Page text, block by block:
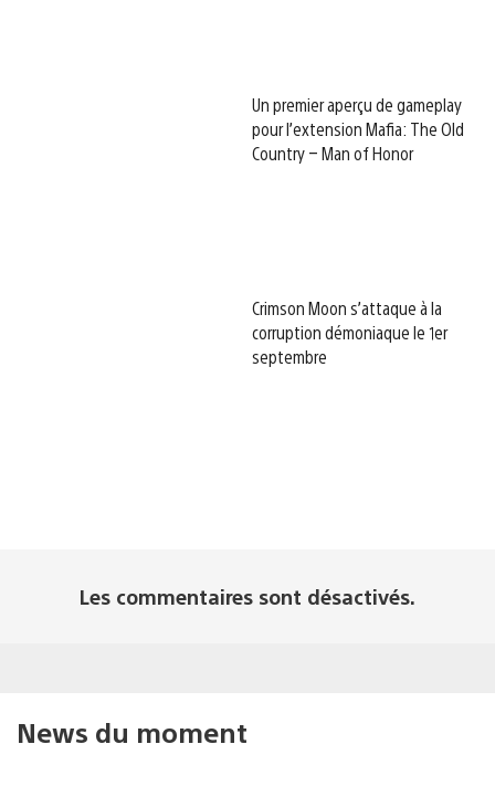
Un premier aperçu de gameplay
pour l’extension Mafia: The Old
Country – Man of Honor
Crimson Moon s’attaque à la
corruption démoniaque le 1er
septembre
Les commentaires sont désactivés.
News du moment